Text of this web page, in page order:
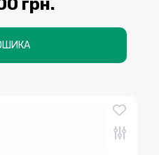
грн.